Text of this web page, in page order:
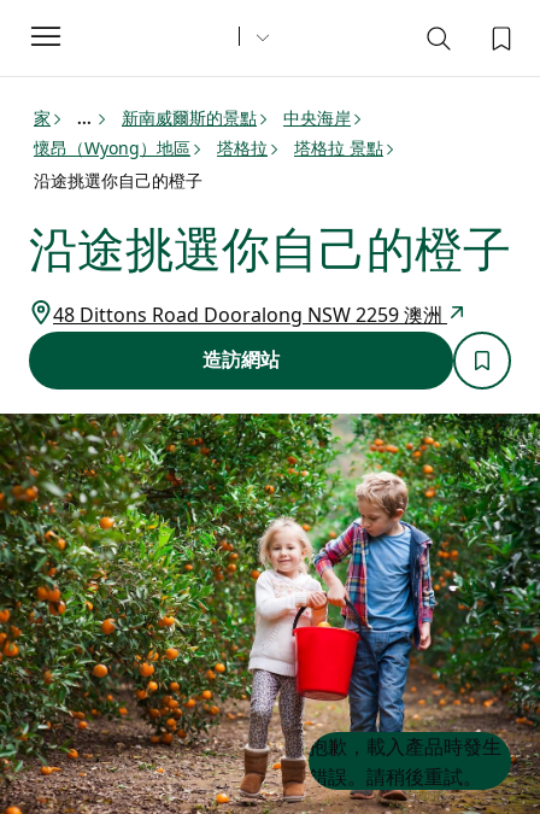
Toggle
navigation
家 ... 新南威爾斯的景點
中央海岸
懷昂（Wyong）地區
塔格拉
塔格拉 景點
沿途挑選你自己的橙子
沿途挑選你自己的橙子
48 Dittons Road Dooralong NSW 2259 澳洲
造訪網站
Product
List
Product
List
抱歉，載入產品時發生
錯誤。請稍後重試。